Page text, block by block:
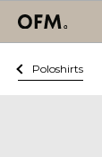
Poloshirts